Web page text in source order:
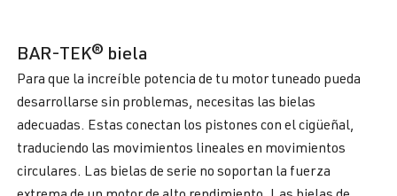
BAR-TEK® biela
Para que la increíble potencia de tu motor tuneado pueda
desarrollarse sin problemas, necesitas las bielas
adecuadas. Estas conectan los pistones con el cigüeñal,
traduciendo las movimientos lineales en movimientos
circulares. Las bielas de serie no soportan la fuerza